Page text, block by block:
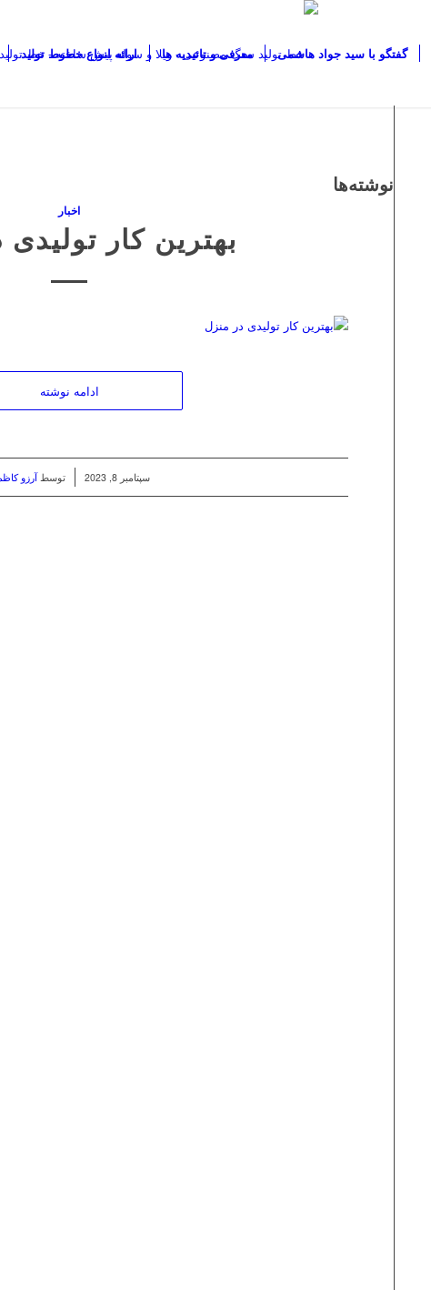
ارائه انواع خطوط تولید معرفی و تائیدیه ها گفتگو با سید جواد هاشمی
نوشته‌ها
اخبار
بهترین کار
ادامه نوشته
سپتامبر 8, 2023
/ توسطآرزو